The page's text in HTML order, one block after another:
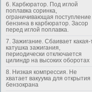
6. Карбюратор. Под иглой
поплавка соринка,
ограничивающая поступление
бензина в карбюратор. Засор
перед иглой поплавка.
7. Зажигание. Сбаивает какая-то
катушка зажигания,
периодически отключается
цилиндр на высоких оборотах
8. Низкая компрессия. Не
хватает вакуума для открытия
бензокрана